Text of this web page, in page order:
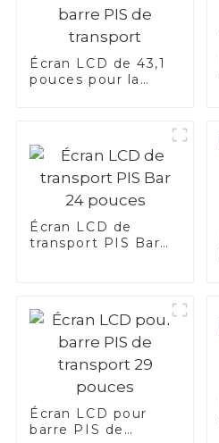
Écran LCD de 43,1
pouces pour la
Écran LCD de
transport PIS Bar
Écran LCD pour
barre PIS de